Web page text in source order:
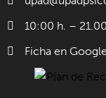
10:00 h. –
Ficha en